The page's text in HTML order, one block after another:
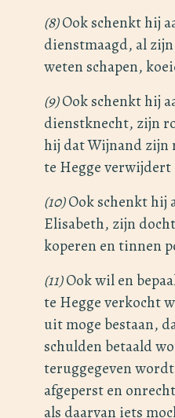
(8)Ook schenkt hij
dienstmaagd, al
weten schapen,
(9)Ook schenkt hij
dienstknecht, zijn
hij dat Wijnand zijn
te Hegge verwijdert
(10)Ook schenkt hij
Elisabeth, zijn
koperen en tinnen
(11)Ook wil en
te Hegge verkocht
uit moge bestaan,
schulden betaald
teruggegeven
afgeperst en
als daarvan iets